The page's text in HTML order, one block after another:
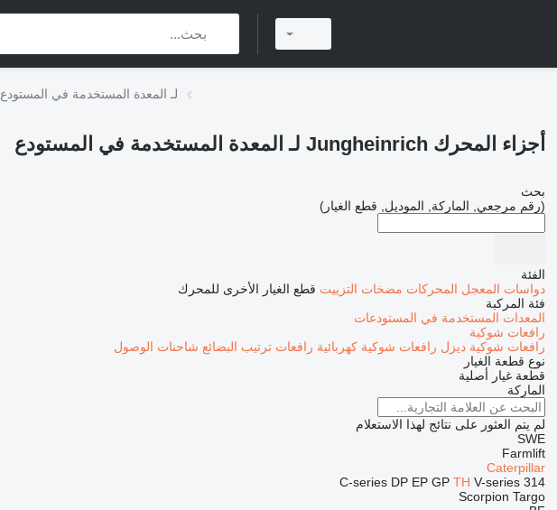
أجزاء المحرك Jungheinrich لـ المعدة المستخدمة في المستودع
أجزاء المحرك Jungheinrich لـ المعدة المستخدمة في المستودع
بحث
(رقم مرجعي, الماركة, الموديل, قطع الغيار)
الفئة
دواسات المعجل المحركات مضخات التزييت قطع الغيار الأخرى للمحرك
فئة المركبة
المعدات المستخدمة في المستودعات
رافعات شوكية
رافعات شوكية ديزل رافعات شوكية كهربائية رافعات ترتيب البضائع شاحنات الوصول
نوع قطعة الغيار
قطعة غيار أصلية
الماركة
لم يتم العثور على نتائج لهذا الاستعلام
SWE
Farmlift
Caterpillar
314
C-series DP EP GP TH V-series
Scorpion Targo